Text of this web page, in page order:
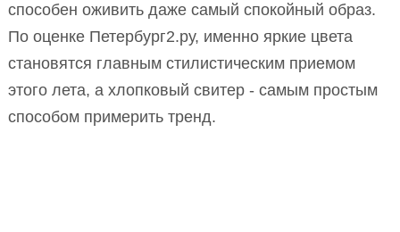
способен оживить даже самый спокойный образ.
По оценке Петербург2.ру, именно яркие цвета
становятся главным стилистическим приемом
этого лета, а хлопковый свитер - самым простым
способом примерить тренд.